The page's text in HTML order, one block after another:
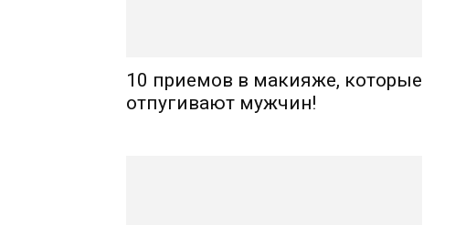
10 приемов в макияже, которые
отпугивают мужчин!